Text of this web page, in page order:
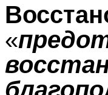
«